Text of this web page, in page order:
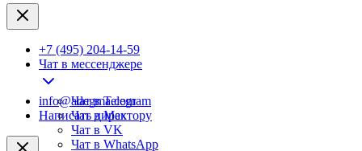
+7 (495) 204-14-59
Чат в мессенджере
Чат в Telegram
Чат в Max
Чат в VK
Чат в WhatsApp
info@adegma.com
Написать директору